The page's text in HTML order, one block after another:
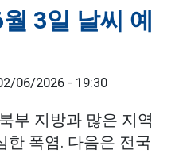
3일 날씨 예
06/2026 - 19:30
부 지방과 많은 지역
한 폭염. 다음은 전국